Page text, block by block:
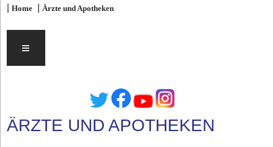
|Home |Ärzte und Apotheken
≡
ÄRZTE UND APOTHEKEN